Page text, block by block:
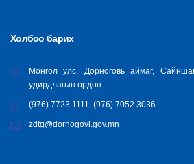
Холбоо барих
Монгол улс, Дорноговь аймаг,
удирдлагын ордон
(976) 7723 1111, (976) 7052 3036
zdtg@dornogovi.gov.mn